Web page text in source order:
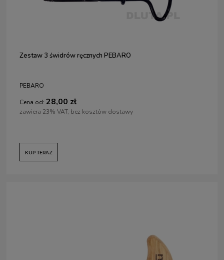
Zestaw 3 świdrów ręcznych PEBARO
PEBARO
Cena od: 28,00 zł
zawiera 23% VAT, bez kosztów dostawy
KUP TERAZ